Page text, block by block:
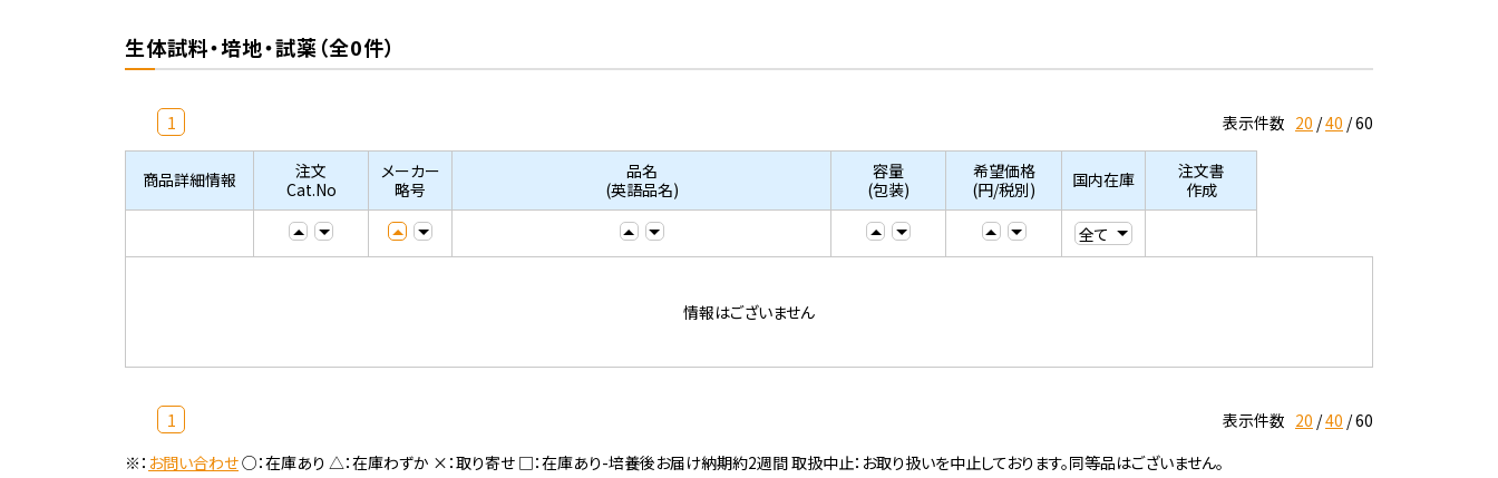
生体試料・培地・試薬（全0件）
1 表示件数 20 40 60
商品詳細情報
注文
Cat.No
メーカー
略号
品名
(英語品名)
容量
(包装)
希望価格
(円/税別)
国内在庫
注文書
作成
情報はございません
1 表示件数 20 40 60
※： お問い合わせ○：在庫あり △：在庫わずか ×：取り寄せ □：在庫あり-培養後お届け納期約2週間 取扱中止：お取り扱いを中止しております。同等品はございません。